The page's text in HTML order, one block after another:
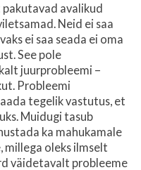
avalikud
Neid ei saa
ei saa seada ei oma
See pole
juurprobleemi –
Probleemi
tegelik vastutus, et
Muidugi tasub
ka mahukamale
oleks ilmselt
väidetavalt probleeme